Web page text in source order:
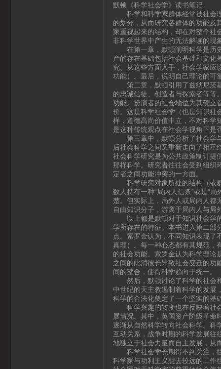
默顿《科学社会学》读书笔记
科学和科学家群体经常被社会理
的划分，从而研究各群体的功能及
家重视起来的结构，却在对整个社
非科学世界中产生的无法解读的现
在第一章，默顿阐明科学是历史
产的存在基础包括社会基础和文化
究。从这些方面入手，社会学家应
功能）。最后，说明自己理论的可
第二章，默顿引用了兹纳尼茨基
的忠诚信徒、创造者与探索者等等
功能。扮演者的社会地位为其确立
价。这是科学社会学（也是知识社
样，道德高尚价值中立，不对科学
是这种传统观点在社会学视角下是
第三章中，默顿分析了社会学与
后社会科学之间又重新走向了相互
社会科学研究是为公共政策制订提
那样科学。研究者往往会受到组织
定者之间功能冲突的一方面。
科学研究对象所处的结构（或群
数人持有一种“局内人信条”或是“
楚。但实际上，局外人或局内人都
自由知识分子，游离于局内人与局
以上都是默顿对于知识社会学的
学所存在的特征。本书进入第二部
点。索罗金认为，不同知识表现了
真理）。每一种心态都有其规范，
的社会功能。索罗金认为科学理论
之间的此消彼长导致社会变迁的功
间的整合，使得科学趋向于统一。
然后，默顿讨论了科学的社会和
中世纪的天主教遏制着科学的发展
科学的合法化奠定了一个坚实的基
科学兴趣的转变也在反映着社会
展情况。其中，英国资产阶级革命
逐渐从自然科学转向社会科学。科
互动关系，战争时期的科学发展往
地独立于社会力量而自主发展，从
科学社会学长期得不到关注，往
科学家与功利主义想去较远的工作